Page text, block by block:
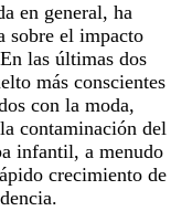
en general, ha
sobre el impacto
las últimas dos
más conscientes
con la moda,
contaminación del
infantil, a menudo
crecimiento de